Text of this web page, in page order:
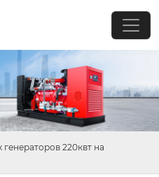
220квт на